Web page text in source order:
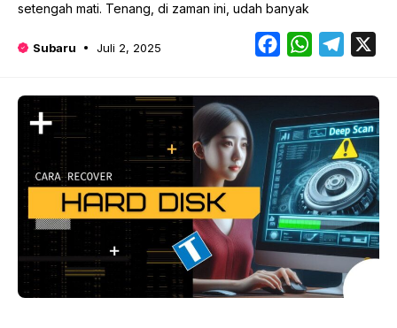
setengah mati. Tenang, di zaman ini, udah banyak
Subaru Juli 2, 2025 FacebookWhatsApp